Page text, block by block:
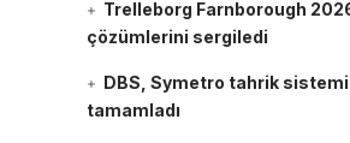
Trelleborg Farnborough
çözümlerini sergiledi
DBS, Symetro tahrik sistemi
tamamladı